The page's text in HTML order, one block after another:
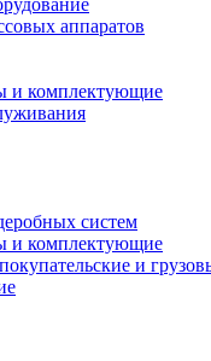
аппаратов
и комплектующие
систем
и комплектующие
и